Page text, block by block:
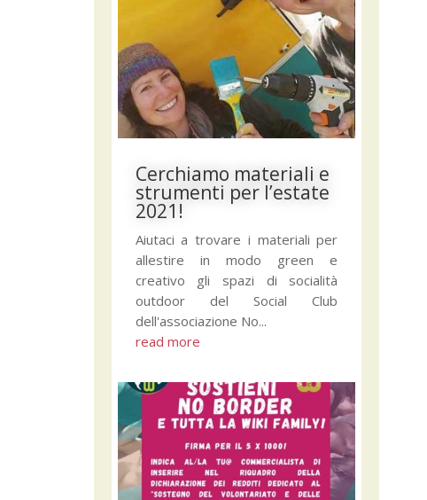
Cerchiamo materiali e
strumenti per l’estate
2021!
Aiutaci a trovare i materiali per
allestire in modo green e
creativo gli spazi di socialità
outdoor del Social Club
dell'associazione No...
read more